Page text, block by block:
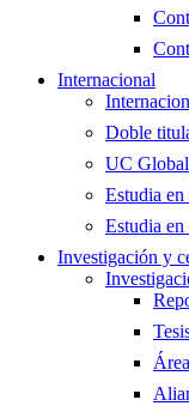
Internacional
Doble
UC Global
Estudia en
Estudia
Investigación y